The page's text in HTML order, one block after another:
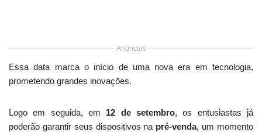
Anúncios
Essa data marca o início de uma nova era em tecnologia,
prometendo grandes inovações.
Logo em seguida, em 12 de setembro, os entusiastas já
poderão garantir seus dispositivos na pré-venda, um momento